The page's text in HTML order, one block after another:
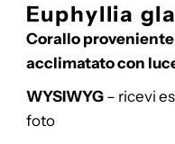
Euphyllia
Corallo
acclimatato con
WYSIWYG– ricevi
foto